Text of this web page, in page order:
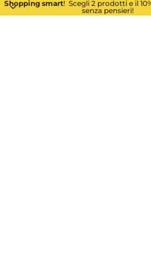
Shopping smart! Scegli 2 prodotti e il
senza pensieri!